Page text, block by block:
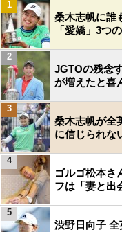
桑木志帆に誰
「愛嬌」3つ
1
JGTOの残念
が増えたと喜
2
桑木志帆が全
に信じられな
3
ゴルゴ松本さ
フは「妻と出
4
渋野日向子
5